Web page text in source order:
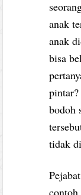
anak
anak
bisa
bodoh
tidak
contoh